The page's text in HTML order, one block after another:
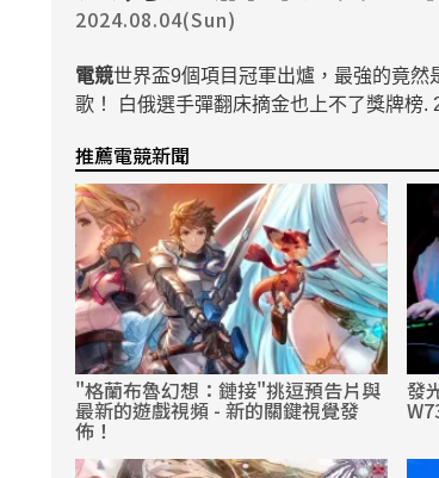
2024.08.04(Sun)
電競世界盃9個項目冠軍出爐，最強的竟然
歌！ 白俄選手彈翻床摘金也上不了獎牌榜.
推薦電競新聞
"格蘭布魯幻想：鏈接"挑逗預告片與
最新的遊戲視頻 - 新的關鍵視覺發
佈！
發